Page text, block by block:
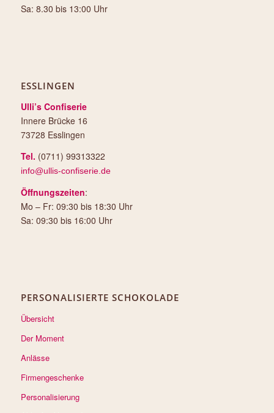
Sa: 8.30 bis 13:00 Uhr
ESSLINGEN
Ulli’s Confiserie
Innere Brücke 16
73728 Esslingen
Tel. (0711) 99313322
info@ullis-confiserie.de
Öffnungszeiten:
Mo – Fr: 09:30 bis 18:30 Uhr
Sa: 09:30 bis 16:00 Uhr
PERSONALISIERTE SCHOKOLADE
Übersicht
Der Moment
Anlässe
Firmengeschenke
Personalisierung